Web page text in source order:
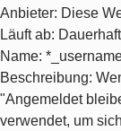
Anbieter: Diese
Läuft ab: Dauerhaft
Name:
Beschreibung:
"Angemeldet
verwendet, um